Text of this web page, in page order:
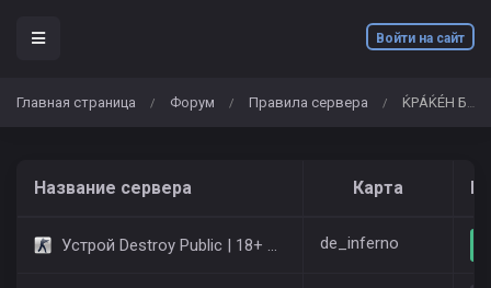
Войти на сайт
Главная страница / Форум / Правила сервера / ЌРÁЌÉH Бот дарит ответ за долю секунды
Название сервера Карта
Устрой Destroy Public | 18+ Only Dust2 de_inferno